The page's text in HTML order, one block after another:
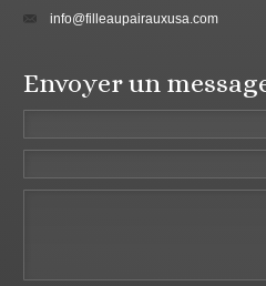
info@filleaupairauxusa.com
Envoyer un